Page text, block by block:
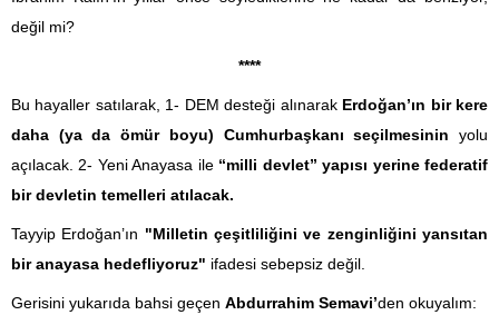
değil mi?
****
Bu hayaller satılarak, 1- DEM desteği alınarak Erdoğan’ın bir kere
daha (ya da ömür boyu) Cumhurbaşkanı seçilmesinin yolu
açılacak. 2- Yeni Anayasa ile “milli devlet” yapısı yerine federatif
bir devletin temelleri atılacak.
Tayyip Erdoğan’ın "Milletin çeşitliliğini ve zenginliğini yansıtan
bir anayasa hedefliyoruz" ifadesi sebepsiz değil.
Gerisini yukarıda bahsi geçen Abdurrahim Semavi’den okuyalım: